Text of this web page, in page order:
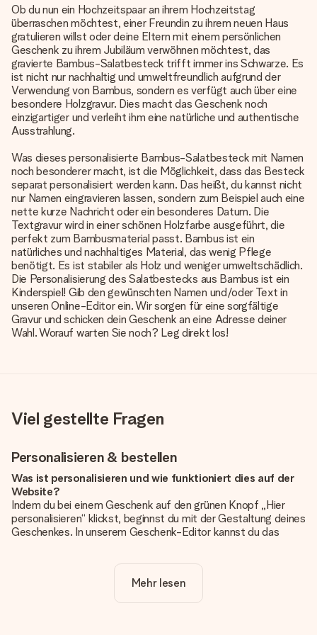
Ob du nun ein Hochzeitspaar an ihrem Hochzeitstag
überraschen möchtest, einer Freundin zu ihrem neuen Haus
gratulieren willst oder deine Eltern mit einem persönlichen
Geschenk zu ihrem Jubiläum verwöhnen möchtest, das
gravierte Bambus-Salatbesteck trifft immer ins Schwarze. Es
ist nicht nur nachhaltig und umweltfreundlich aufgrund der
Verwendung von Bambus, sondern es verfügt auch über eine
besondere Holzgravur. Dies macht das Geschenk noch
einzigartiger und verleiht ihm eine natürliche und authentische
Ausstrahlung.
Was dieses personalisierte Bambus-Salatbesteck mit Namen
noch besonderer macht, ist die Möglichkeit, dass das Besteck
separat personalisiert werden kann. Das heißt, du kannst nicht
nur Namen eingravieren lassen, sondern zum Beispiel auch eine
nette kurze Nachricht oder ein besonderes Datum. Die
Textgravur wird in einer schönen Holzfarbe ausgeführt, die
perfekt zum Bambusmaterial passt. Bambus ist ein
natürliches und nachhaltiges Material, das wenig Pflege
benötigt. Es ist stabiler als Holz und weniger umweltschädlich.
Die Personalisierung des Salatbestecks aus Bambus ist ein
Kinderspiel! Gib den gewünschten Namen und/oder Text in
unseren Online-Editor ein. Wir sorgen für eine sorgfältige
Gravur und schicken dein Geschenk an eine Adresse deiner
Wahl. Worauf warten Sie noch? Leg direkt los!
Viel gestellte Fragen
Personalisieren & bestellen
Was ist personalisieren und wie funktioniert dies auf der
Website?
Indem du bei einem Geschenk auf den grünen Knopf „Hier
personalisieren“ klickst, beginnst du mit der Gestaltung deines
Geschenkes. In unserem Geschenk-Editor kannst du das
noch eines unserer angebotenen Designs, um deinem
Geschenk die perfekte Ausstrahlung zu verleihen.
Mehr lesen